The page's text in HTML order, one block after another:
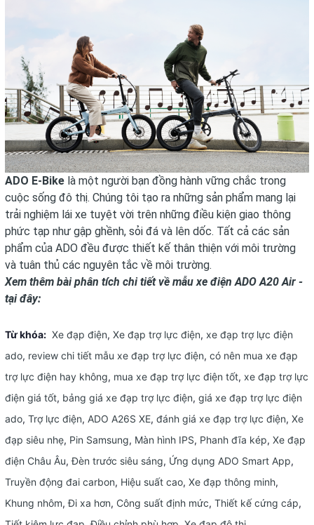
ADO E-Bike là một người bạn đồng hành vững chắc trong
cuộc sống đô thị. Chúng tôi tạo ra những sản phẩm mang lại
trải nghiệm lái xe tuyệt vời trên những điều kiện giao thông
phức tạp như gập ghềnh, sỏi đá và lên dốc. Tất cả các sản
phẩm của ADO đều được thiết kế thân thiện với môi trường
và tuân thủ các nguyên tắc về môi trường.
Xem thêm bài phân tích chi tiết về mẫu xe điệnADO A20 Air -
tại đây:
Từ khóa: Xe đạp điện, Xe đạp trợ lực điện, xe đạp trợ lực điện
ado, review chi tiết mẫu xe đạp trợ lực điện, có nên mua xe đạp
trợ lực điện hay không, mua xe đạp trợ lực điện tốt, xe đạp trợ lực
điện giá tốt, bảng giá xe đạp trợ lực điện, giá xe đạp trợ lực điện
ado, Trợ lực điện, ADO A26S XE, đánh giá xe đạp trợ lực điện, Xe
đạp siêu nhẹ, Pin Samsung, Màn hình IPS, Phanh đĩa kép, Xe đạp
điện Châu Âu,Đèn trước siêu sáng, Ứng dụng ADO Smart App,
Truyền động đai carbon, Hiệu suất cao, Xe đạp thông minh,
Khung nhôm,Đi xa hơn, Công suất định mức, Thiết kế cứng cáp,